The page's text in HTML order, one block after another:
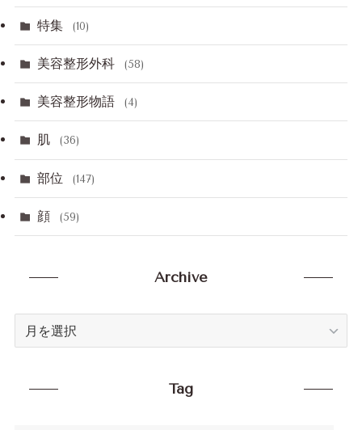
特集 (10)
美容整形外科 (58)
美容整形物語 (4)
肌 (36)
部位 (147)
顔 (59)
Archive
Archive
Tag